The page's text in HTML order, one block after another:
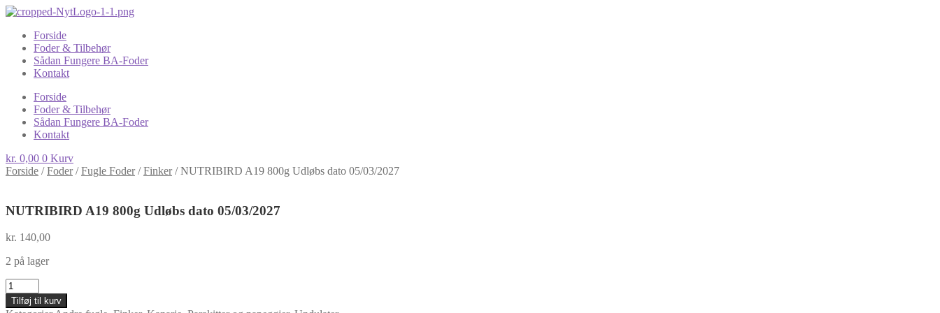
Forside
Foder & Tilbehør
Sådan Fungere BA-Foder
Kontakt
Forside
Foder & Tilbehør
Sådan Fungere BA-Foder
Kontakt
kr. 0,00 0 Kurv
Forside /Foder/Fugle Foder/Finker/NUTRIBIRD A19 800g Udløbs dato 05/03/2027
NUTRIBIRD A19 800g Udløbs dato 05/03/2027
kr. 140,00
2 på lager
NUTRIBIRD
A19
800g
Tilføj til kurv